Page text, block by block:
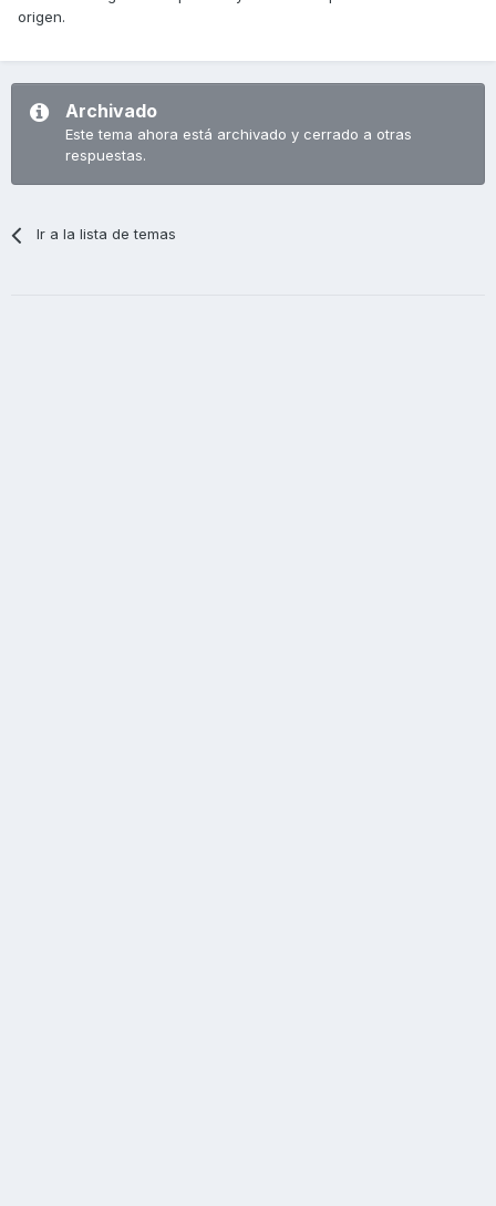
origen.
Archivado
Este tema ahora está archivado y cerrado a otras
respuestas.
Ir a la lista de temas